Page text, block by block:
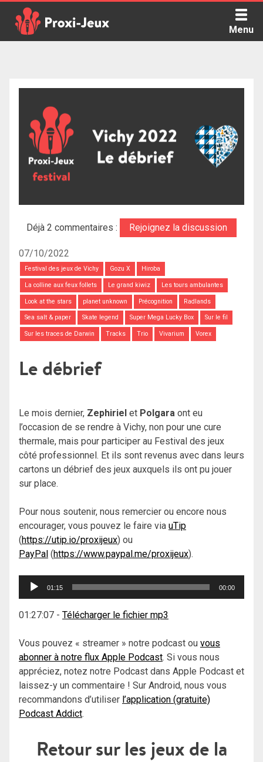
content
Menu
Déjà 2 commentaires : Rejoignez la discussion
07/10/2022
Festival des jeux de Vichy Gozu X Hiroba
La colline aux feux follets Le grand kiwiz Les tours ambulantes
Look at the stars planet unknown Précognition Radlands
Sea salt & paper Skate legend Super Mega Lucky Box Sur le fil
Sur les traces de Darwin Tracks Trio Vivarium Vorex
Le débrief
Le mois dernier, Zephiriel et Polgara ont eu
l’occasion de se rendre à Vichy, non pour une cure
thermale, mais pour participer au Festival des jeux
côté professionnel. Et ils sont revenus avec dans leurs
cartons un débrief des jeux auxquels ils ont pu jouer
sur place.
Pour nous soutenir, nous remercier ou encore nous
encourager, vous pouvez le faire via uTip
(https://utip.io/proxijeux) ou
PayPal (https://www.paypal.me/proxijeux).
Lecteur
01:15 00:00
01:27:07 - Télécharger le fichier mp3
Vous pouvez « streamer » notre podcast ou vous
abonner à notre flux Apple Podcast. Si vous nous
appréciez, notez notre Podcast dans Apple Podcast et
laissez-y un commentaire ! Sur Android, nous vous
recommandons d’utiliser l’application (gratuite)
Podcast Addict.
Retour sur les jeux de la